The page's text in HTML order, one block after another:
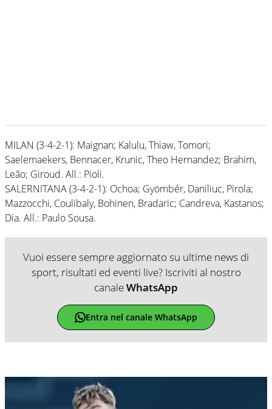
MILAN (3-4-2-1): Maignan; Kalulu, Thiaw, Tomori;
Saelemaekers, Bennacer, Krunic, Theo Hernandez; Brahim,
Leão; Giroud. All.: Pioli.
SALERNITANA (3-4-2-1): Ochoa; Gyömbér, Daniliuc, Pirola;
Mazzocchi, Coulibaly, Bohinen, Bradaric; Candreva, Kastanos;
Dia. All.: Paulo Sousa.
Vuoi essere sempre aggiornato su ultime news di
sport, risultati ed eventi live? Iscriviti al nostro
canaleWhatsApp
Entra nel canale WhatsApp